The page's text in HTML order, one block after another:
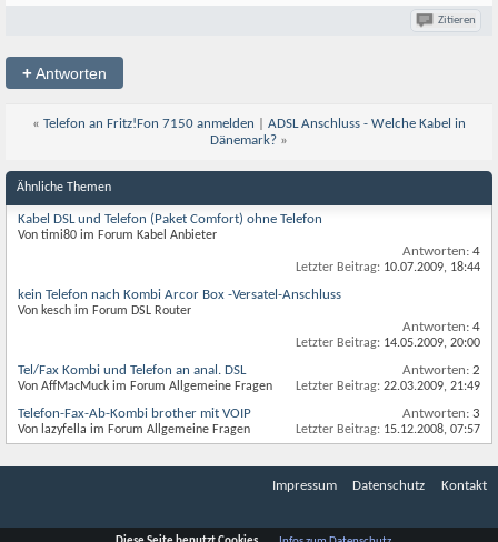
Zitieren
+Antworten
« Telefon an Fritz!Fon 7150 anmelden
ADSL Anschluss - Welche Kabel in
Dänemark? »
Ähnliche Themen
Kabel DSL und Telefon (Paket Comfort) ohne Telefon
Von timi80 im Forum Kabel Anbieter
Antworten: 4
Letzter Beitrag: 10.07.2009, 18:44
kein Telefon nach Kombi Arcor Box -Versatel-Anschluss
Von kesch im Forum DSL Router
Antworten: 4
Letzter Beitrag: 14.05.2009, 20:00
Tel/Fax Kombi und Telefon an anal. DSL
Von AffMacMuck im Forum Allgemeine Fragen
Antworten: 2
Letzter Beitrag: 22.03.2009, 21:49
Telefon-Fax-Ab-Kombi brother mit VOIP
Von lazyfella im Forum Allgemeine Fragen
Antworten: 3
Letzter Beitrag: 15.12.2008, 07:57
Impressum Datenschutz Kontakt